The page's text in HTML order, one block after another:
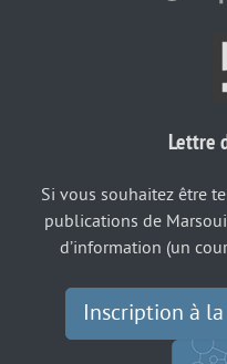
Lettre
Si vous souhaitez être
publications de
d’information (un
Inscription à